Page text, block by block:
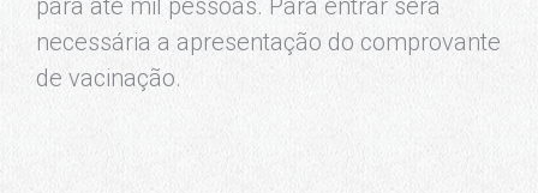
necessária a apresentação do comprovante
de vacinação.